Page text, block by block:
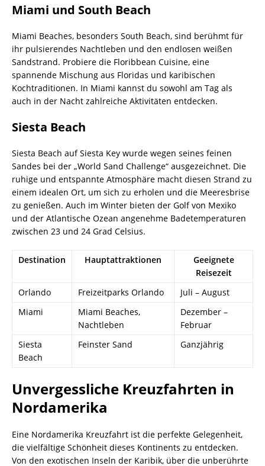
Miami und South Beach
Miami Beaches, besonders South Beach, sind berühmt für
ihr pulsierendes Nachtleben und den endlosen weißen
Sandstrand. Probiere die Floribbean Cuisine, eine
spannende Mischung aus Floridas und karibischen
Kochtraditionen. In Miami kannst du sowohl am Tag als
auch in der Nacht zahlreiche Aktivitäten entdecken.
Siesta Beach
Siesta Beach auf Siesta Key wurde wegen seines feinen
Sandes bei der „World Sand Challenge“ ausgezeichnet. Die
ruhige und entspannte Atmosphäre macht diesen Strand zu
einem idealen Ort, um sich zu erholen und die Meeresbrise
zu genießen. Auch im Winter bieten der Golf von Mexiko
und der Atlantische Ozean angenehme Badetemperaturen
zwischen 23 und 24 Grad Celsius.
Destination Hauptattraktionen
Geeignete
Reisezeit
Orlando
Freizeitparks Orlando
Juli – August
Miami
Miami Beaches,
Nachtleben
Dezember –
Februar
Siesta
Beach
Feinster Sand Ganzjährig
Unvergessliche Kreuzfahrten in
Nordamerika
Eine Nordamerika Kreuzfahrt ist die perfekte Gelegenheit,
die vielfältige Schönheit dieses Kontinents zu entdecken.
Von den exotischen Inseln der Karibik, über die unberührte